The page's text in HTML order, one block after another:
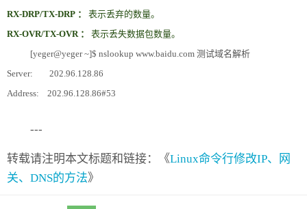
RX-DRP/TX-DRP ：
表示丢弃的数量。
RX-OVR/TX-OVR ：
表示丢失数据包数量。
[yeger@yeger ~]$ nslookup www.baidu.com 测试域名解析
Server: 202.96.128.86
Address: 202.96.128.86#53
---
转载请注明本文标题和链接：《Linux命令行修改IP、网
关、DNS的方法》